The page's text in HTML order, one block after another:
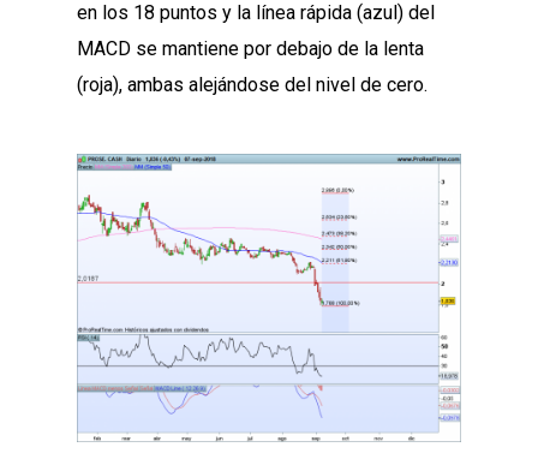
en los 18 puntos y la línea rápida (azul) del
MACD se mantiene por debajo de la lenta
(roja), ambas alejándose del nivel de cero.